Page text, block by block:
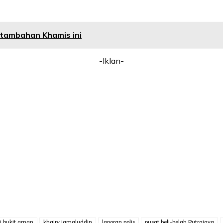
Khamis ini
-Iklan-